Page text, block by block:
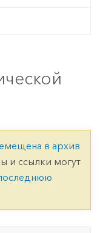
в архив
и ссылки могут